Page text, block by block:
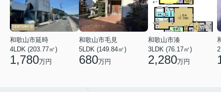
和歌山市延時
4LDK (203.77㎡)
1,780万円
和歌山市毛見
5LDK (149.84㎡)
680万円
和歌山市湊
3LDK (76.17㎡)
2,280万円